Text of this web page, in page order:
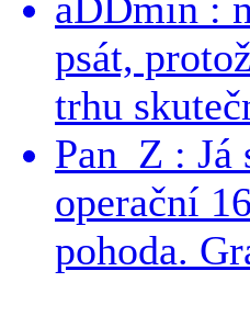
psát,
trhu
Pan_Z :
operační
pohoda.